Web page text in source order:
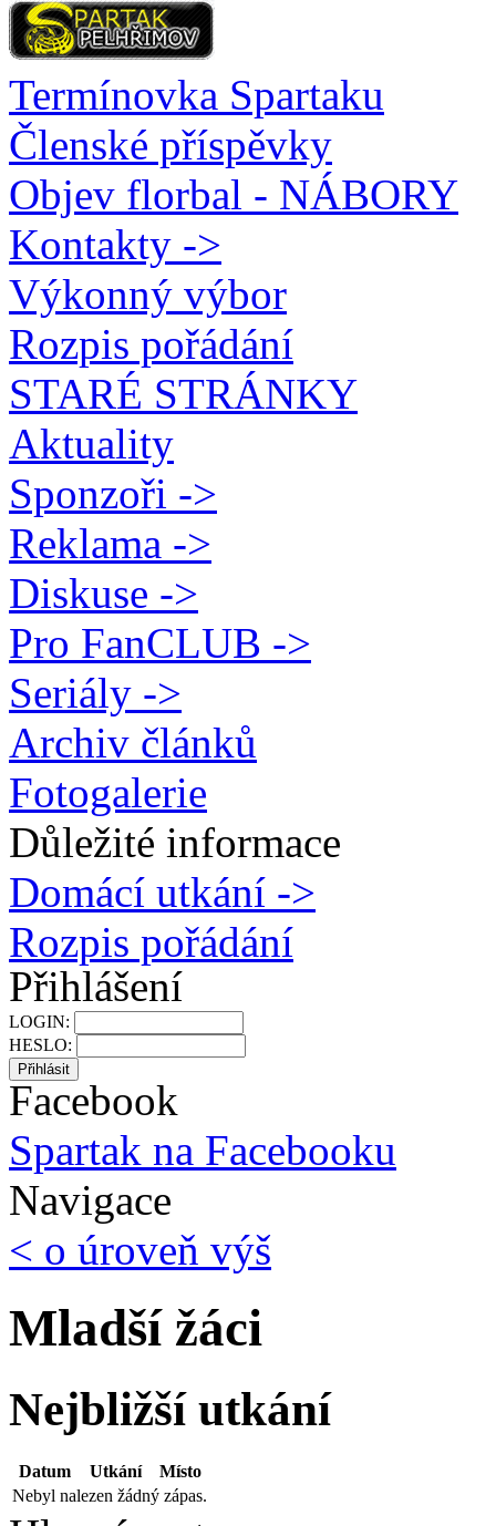
Termínovka Spartaku
Členské příspěvky
Objev florbal - NÁBORY
Kontakty ->
Výkonný výbor
Rozpis pořádání
STARÉ STRÁNKY
Aktuality
Sponzoři ->
Reklama ->
Diskuse ->
Pro FanCLUB ->
Seriály ->
Archiv článků
Fotogalerie
Důležité informace
Domácí utkání ->
Rozpis pořádání
Přihlášení
LOGIN:
HESLO:
Facebook
Spartak na Facebooku
Navigace
< o úroveň výš
Mladší žáci
Nejbližší utkání
Datum Utkání
Místo
Nebyl nalezen žádný zápas.